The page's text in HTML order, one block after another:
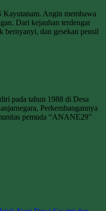
Kayutanam. Angin membawa
Dari kejauhan terdengar
bernyanyi, dan gesekan pensil
pada tahun 1988 di Desa
Perkembangannya
pemuda “ANANE29”